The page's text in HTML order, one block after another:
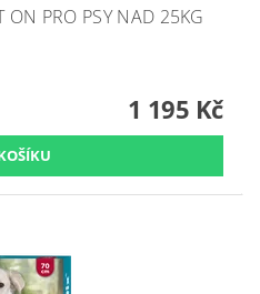
ON PRO PSY NAD 25KG
1 195 Kč